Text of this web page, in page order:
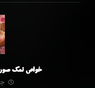
خواص نمک